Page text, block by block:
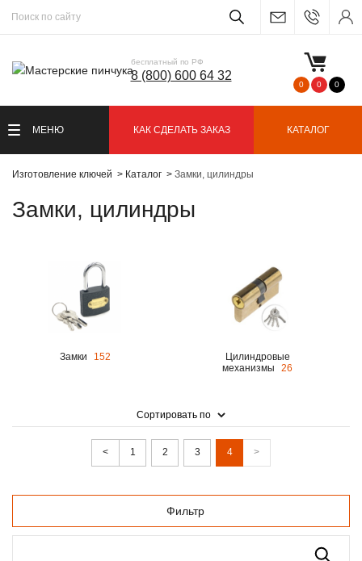
бесплатный по РФ
8 (800) 600 64 32
0 0 0
МЕНЮ КАК СДЕЛАТЬ ЗАКАЗ КАТАЛОГ
Изготовление ключей Каталог Замки, цилиндры
Замки, цилиндры
Замки 152
Цилиндровые
механизмы
26
Сортировать по
< 1 2 3 4 >
Фильтр